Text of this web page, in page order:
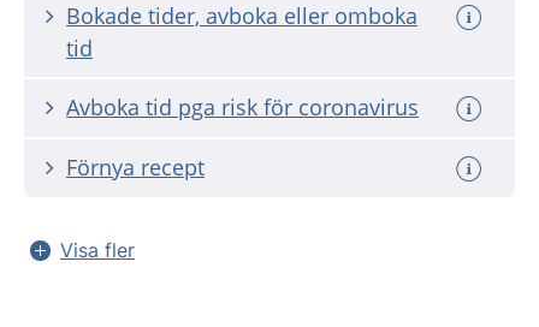
Bokade tider, avboka eller omboka
tid
Avboka tid pga risk för coronavirus
Förnya recept
Visa fler